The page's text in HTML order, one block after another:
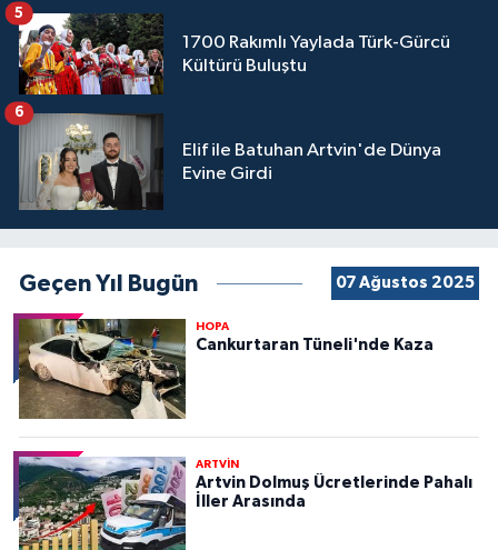
1700 Rakımlı Yaylada Türk-Gürcü
Kültürü Buluştu
5
Elif ile Batuhan Artvin'de Dünya
Evine Girdi
6
Geçen Yıl Bugün 07 Ağustos 2025
HOPA
Cankurtaran Tüneli'nde Kaza
ARTVİN
Artvin Dolmuş Ücretlerinde Pahalı
İller Arasında